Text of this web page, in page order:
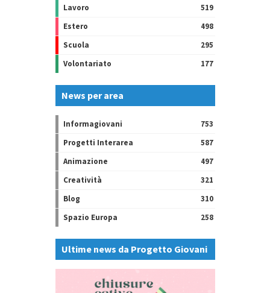
Lavoro
519
Estero
498
Scuola
295
Volontariato
177
News per area
Informagiovani
753
Progetti Interarea
587
Animazione
497
Creatività
321
Blog
310
Spazio Europa
258
Ultime news da Progetto Giovani